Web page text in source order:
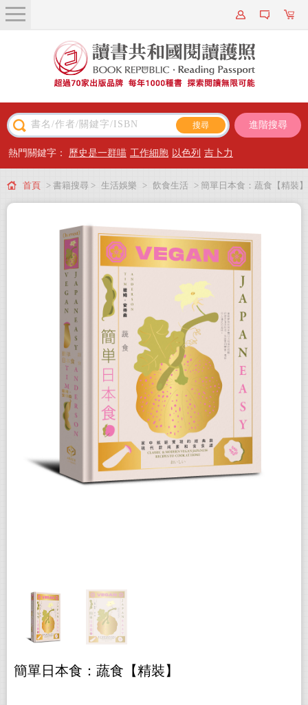
關於我們
近期新書
主題閱讀
出版專區
會員專屬
會員儲值方案
進階搜尋
熱門關鍵字： 歷史是一群喵 工作細胞 以色列 吉卜力
首頁 > 書籍搜尋 > 生活娛樂 > 飲食生活 > 簡單日本食：蔬食【精裝】
簡單日本食：蔬食【精裝】